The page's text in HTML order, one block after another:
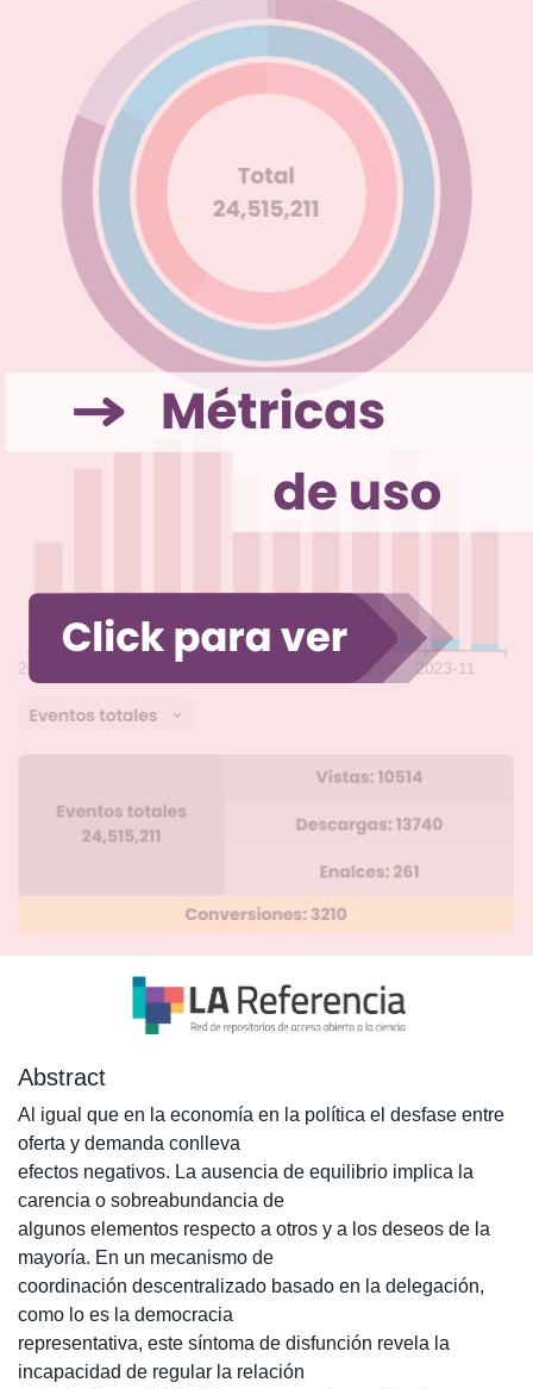
Abstract
Al igual que en la economía en la política el desfase entre
oferta y demanda conlleva
efectos negativos. La ausencia de equilibrio implica la
carencia o sobreabundancia de
algunos elementos respecto a otros y a los deseos de la
mayoría. En un mecanismo de
coordinación descentralizado basado en la delegación,
como lo es la democracia
representativa, este síntoma de disfunción revela la
incapacidad de regular la relación